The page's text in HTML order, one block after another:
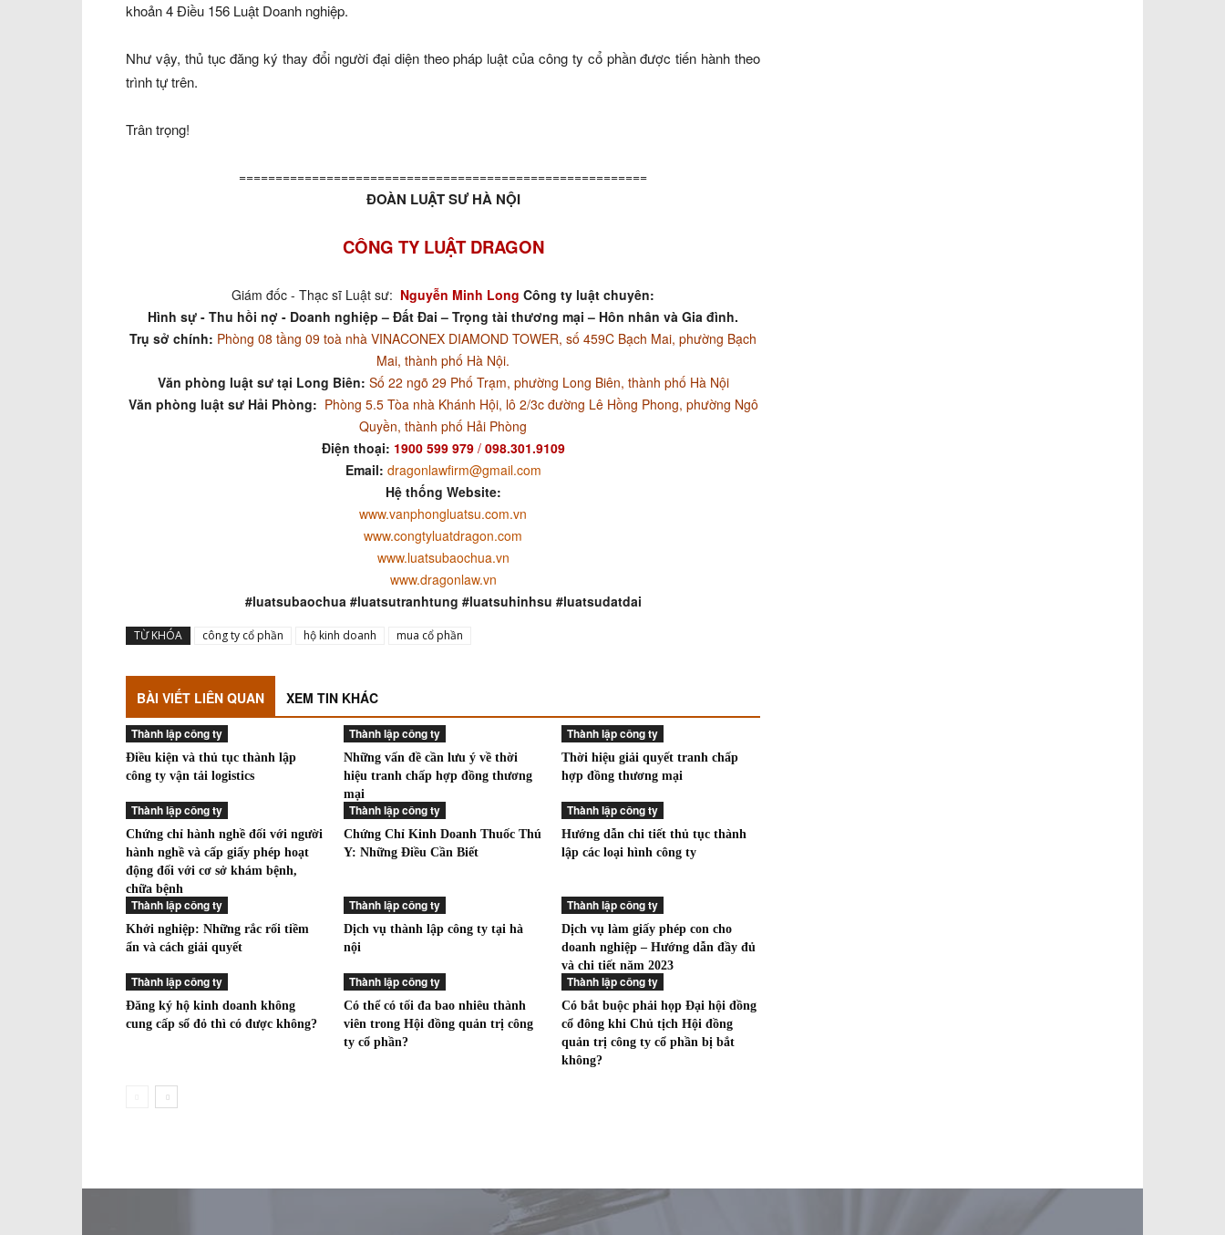
khoản 4 Điều 156 Luật Doanh nghiệp.
Như vậy, thủ tục đăng ký thay đổi người đại diện theo pháp luật của công ty cổ phần được tiến hành theo
trình tự trên.
Trân trọng!
========================================================
ĐOÀN LUẬT SƯ HÀ NỘI
CÔNG TY LUẬT DRAGON
Giám đốc - Thạc sĩ Luật sư: Nguyễn Minh Long Công ty luật chuyên:
Hình sự - Thu hồi nợ - Doanh nghiệp – Đất Đai – Trọng tài thương mại – Hôn nhân và Gia đình.
Trụ sở chính: Phòng 08 tầng 09 toà nhà VINACONEX DIAMOND TOWER, số 459C Bạch Mai, phường Bạch
Mai, thành phố Hà Nội.
Văn phòng luật sư tại Long Biên: Số 22 ngõ 29 Phố Trạm, phường Long Biên, thành phố Hà Nội
Văn phòng luật sư Hải Phòng: Phòng 5.5 Tòa nhà Khánh Hội, lô 2/3c đường Lê Hồng Phong, phường Ngô
Quyền, thành phố Hải Phòng
Điện thoại: 1900 599 979/ 098.301.9109
Email: dragonlawfirm@gmail.com
Hệ thống Website:
www.vanphongluatsu.com.vn
www.congtyluatdragon.com
www.luatsubaochua.vn
www.dragonlaw.vn
#luatsubaochua #luatsutranhtung #luatsuhinhsu #luatsudatdai
TỪ KHÓA công ty cổ phần hộ kinh doanh mua cổ phần
BÀI VIẾT LIÊN QUAN XEM TIN KHÁC
Thành lập công ty
Điều kiện và thủ tục thành lập
công ty vận tải logistics
Thành lập công ty
Những vấn đề cần lưu ý về thời
hiệu tranh chấp hợp đồng thương
mại
Thành lập công ty
Thời hiệu giải quyết tranh chấp
hợp đồng thương mại
Thành lập công ty
Chứng chỉ hành nghề đối với người
hành nghề và cấp giấy phép hoạt
động đối với cơ sở khám bệnh,
chữa bệnh
Thành lập công ty
Chứng Chỉ Kinh Doanh Thuốc Thú
Y: Những Điều Cần Biết
Thành lập công ty
Hướng dẫn chi tiết thủ tục thành
lập các loại hình công ty
Thành lập công ty
Khởi nghiệp: Những rắc rối tiềm
ẩn và cách giải quyết
Thành lập công ty
Dịch vụ thành lập công ty tại hà
nội
Thành lập công ty
Dịch vụ làm giấy phép con cho
doanh nghiệp – Hướng dẫn đầy đủ
và chi tiết năm 2023
Thành lập công ty
Đăng ký hộ kinh doanh không
cung cấp sổ đỏ thì có được không?
Thành lập công ty
Có thể có tối đa bao nhiêu thành
viên trong Hội đồng quản trị công
ty cổ phần?
Thành lập công ty
Có bắt buộc phải họp Đại hội đồng
cổ đông khi Chủ tịch Hội đồng
quản trị công ty cổ phần bị bắt
không?